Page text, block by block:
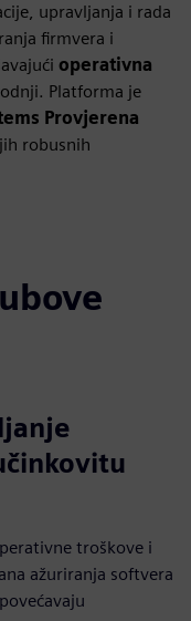
upravljanja i rada
firmvera i
operativna
Platforma je
Provjerena
robusnih
troškove i
ažuriranja softvera